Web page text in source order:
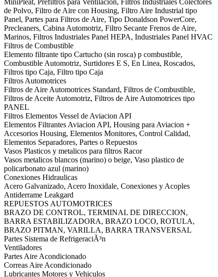
MiniPleat, Prefiltros para Ventilacion, Filtros Industriales Colectores
de Polvo, Filtro de Aire con Housing, Filtro Aire Industrial tipo
Panel, Partes para Filtros de Aire, Tipo Donaldson PowerCore,
Precleaners, Cabina Automotriz, Filtro Secante Frenos de Aire,
Marinos, Filtros Industriales Panel HEPA, Industriales Panel HVAC
Filtros de Combustible
Elemento filtrante tipo Cartucho (sin rosca) p combustible,
Combustible Automotriz, Surtidores E S, En Linea, Roscados,
Filtros tipo Caja, Filtro tipo Caja
Filtros Automotrices
Filtros de Aire Automotrices Standard, Filtros de Combustible,
Filtros de Aceite Automotriz, Filtros de Aire Automotrices tipo
PANEL
Filtros Elementos Vessel de Aviacion API
Elementos Filtrantes Aviacion API, Housing para Aviacion +
Accesorios Housing, Elementos Monitores, Control Calidad,
Elementos Separadores, Partes o Repuestos
Vasos Plasticos y metalicos para filtros Racor
Vasos metalicos blancos (marino) o beige, Vaso plastico de
policarbonato azul (marino)
Conexiones Hidraulicas
Acero Galvanizado, Acero Inoxidale, Conexiones y Acoples
Antiderrame Leakgard
REPUESTOS AUTOMOTRICES
BRAZO DE CONTROL, TERMINAL DE DIRECCION,
BARRA ESTABILIZADORA, BRAZO LOCO, ROTULA,
BRAZO PITMAN, VARILLA, BARRA TRANSVERSAL
Partes Sistema de RefrigeraciÃ³n
Ventiladores
Partes Aire Acondicionado
Correas Aire Acondicionado
Lubricantes Motores y Vehiculos